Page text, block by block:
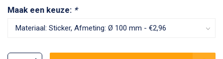
Maak een keuze: *